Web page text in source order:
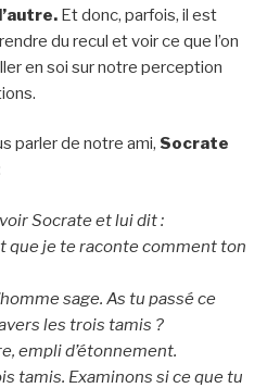
Et donc, parfois, il est
du recul et voir ce que l’on
en soi sur notre perception
parler de notre ami, Socrate
Socrate et lui dit :
que je te raconte comment ton
sage. As tu passé ce
les trois tamis ?
empli d’étonnement.
tamis. Examinons si ce que tu